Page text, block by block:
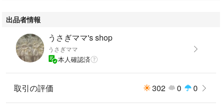
出品者情報
うさぎママ's shop
うさぎママ
本人確認済
取引の評価 302 0 0